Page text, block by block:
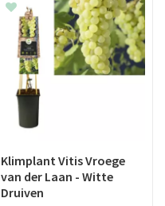
Klimplant Vitis Vroege
van der Laan - Witte
Druiven